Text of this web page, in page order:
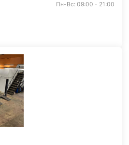
Пн-Вс: 09:00 - 21:00